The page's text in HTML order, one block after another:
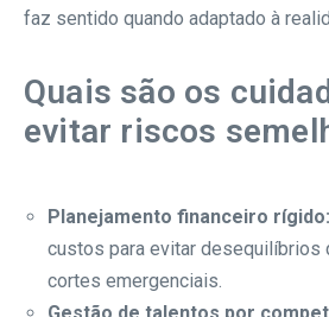
faz sentido quando adaptado à
Quais são os
evitar riscos
Planejamento financeiro rígido:
custos para evitar desequilíbrios
cortes emergenciais.